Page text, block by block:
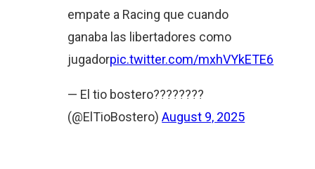
empate a Racing que cuando
ganaba las libertadores como
jugadorpic.twitter.com/mxhVYkETE6
— El tio bostero????????
(@ElTioBostero)August 9, 2025